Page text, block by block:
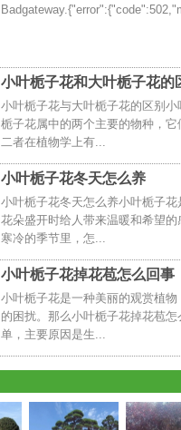
小叶栀子花和大叶栀子花的
小叶栀子花与大叶栀子花的区别
栀子花属中的两个主要的物种，
二者在植物学上有...
小叶栀子花冬天怎么养
小叶栀子花冬天怎么养小叶栀子花
花朵盛开时给人带来温暖和希望
寒冷的季节里，怎...
小叶栀子花掉花苞怎么回事
小叶栀子花是一种美丽的观赏植
的困扰。那么小叶栀子花掉花苞
单，主要原因是生...